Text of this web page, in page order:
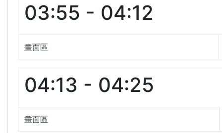
03:55 - 04:12
畫面區
04:13 - 04:25
畫面區